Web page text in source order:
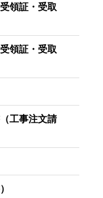
領証・受取
領証・受取
工事注文請